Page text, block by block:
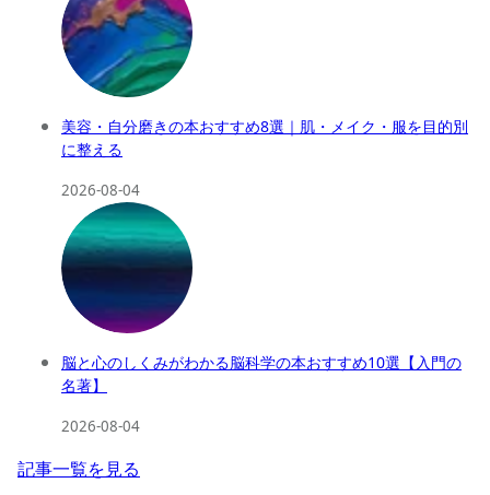
美容・自分磨きの本おすすめ8選｜肌・メイク・服を目的別
に整える
2026-08-04
脳と心のしくみがわかる脳科学の本おすすめ10選【入門の
名著】
2026-08-04
記事一覧を見る